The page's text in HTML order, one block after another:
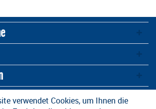
verwendet Cookies, um Ihnen die